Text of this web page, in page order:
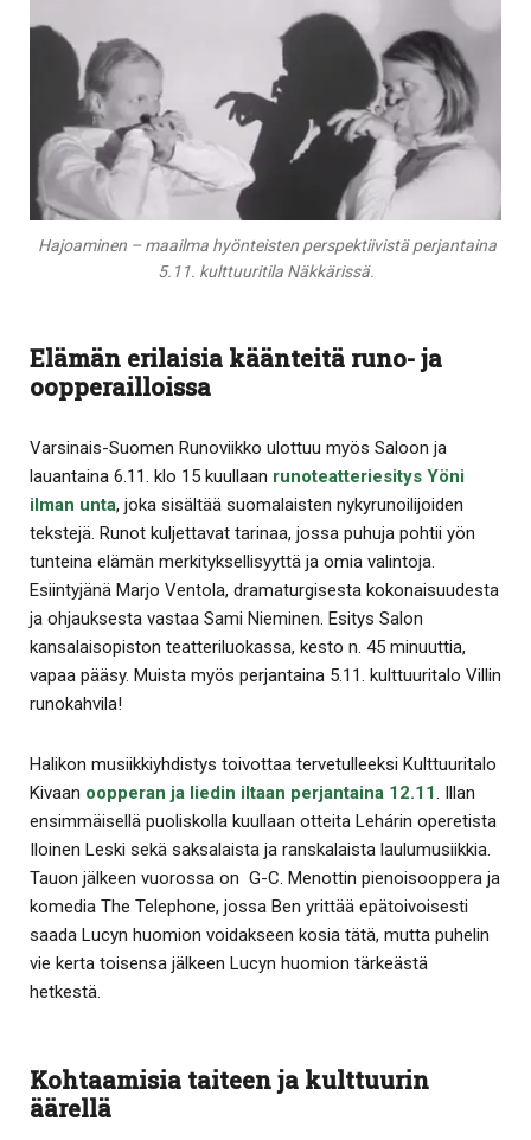
Hajoaminen – maailma hyönteisten perspektiivistä perjantaina
5.11. kulttuuritila Näkkärissä.
Elämän erilaisia käänteitä runo- ja
oopperailloissa
Varsinais-Suomen Runoviikko ulottuu myös Saloon ja
lauantaina 6.11. klo 15 kuullaan runoteatteriesitys Yöni
ilman unta, joka sisältää suomalaisten nykyrunoilijoiden
tekstejä. Runot kuljettavat tarinaa, jossa puhuja pohtii yön
tunteina elämän merkityksellisyyttä ja omia valintoja.
Esiintyjänä Marjo Ventola, dramaturgisesta kokonaisuudesta
ja ohjauksesta vastaa Sami Nieminen. Esitys Salon
kansalaisopiston teatteriluokassa, kesto n. 45 minuuttia,
vapaa pääsy. Muista myös perjantaina 5.11. kulttuuritalo Villin
runokahvila!
Halikon musiikkiyhdistys toivottaa tervetulleeksi Kulttuuritalo
Kivaan oopperan ja liedin iltaan perjantaina 12.11. Illan
ensimmäisellä puoliskolla kuullaan otteita Lehárin operetista
Iloinen Leski sekä saksalaista ja ranskalaista laulumusiikkia.
Tauon jälkeen vuorossa on G-C. Menottin pienoisooppera ja
komedia The Telephone, jossa Ben yrittää epätoivoisesti
saada Lucyn huomion voidakseen kosia tätä, mutta puhelin
vie kerta toisensa jälkeen Lucyn huomion tärkeästä
hetkestä.
Kohtaamisia taiteen ja kulttuurin
äärellä